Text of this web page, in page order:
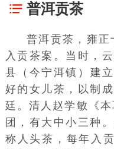
普洱贡茶
普洱贡茶，雍正
入贡茶案。当时，
县
（今宁洱镇 ）建
好的女儿茶，以制
廷。清人 赵学敏 《
团，有大中小三种
称人头茶，每年入